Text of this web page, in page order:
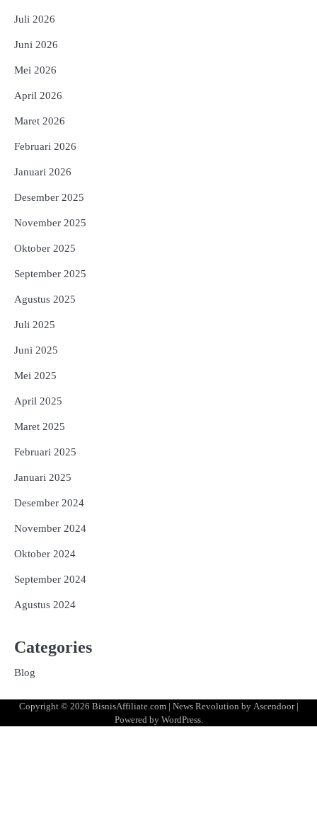
Juli 2026
Juni 2026
Mei 2026
April 2026
Maret 2026
Februari 2026
Januari 2026
Desember 2025
November 2025
Oktober 2025
September 2025
Agustus 2025
Juli 2025
Juni 2025
Mei 2025
April 2025
Maret 2025
Februari 2025
Januari 2025
Desember 2024
November 2024
Oktober 2024
September 2024
Agustus 2024
Categories
Blog
Copyright © 2026 BisnisAffiliate.com| News Revolution by Ascendoor|
Powered by WordPress.